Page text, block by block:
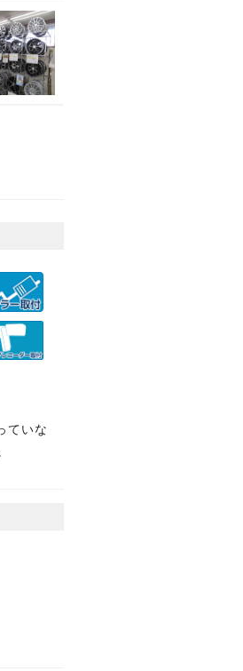
ていな